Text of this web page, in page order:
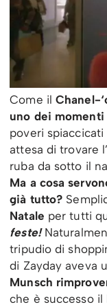
Come ilChanel-
uno dei
poveri
attesa di trovare
ruba da sotto il
Ma a cosa
già tutto?
Natale per tutti
feste!
tripudio di
di Zayday aveva
Munsch
che è successo